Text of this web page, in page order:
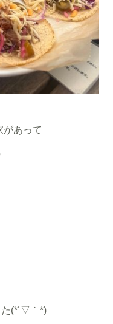
があって
(*´▽｀*)